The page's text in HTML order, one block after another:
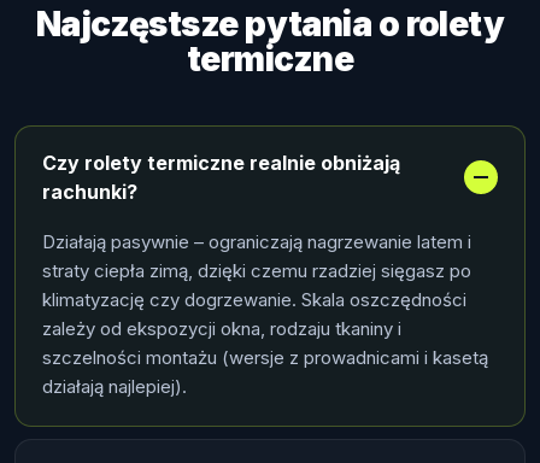
Najczęstsze pytania o rolety
termiczne
Czy rolety termiczne realnie obniżają
rachunki?
Działają pasywnie – ograniczają nagrzewanie latem i
straty ciepła zimą, dzięki czemu rzadziej sięgasz po
klimatyzację czy dogrzewanie. Skala oszczędności
zależy od ekspozycji okna, rodzaju tkaniny i
szczelności montażu (wersje z prowadnicami i kasetą
działają najlepiej).